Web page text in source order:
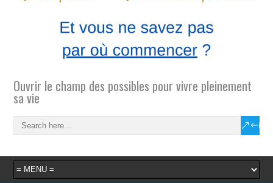
Ouvrir le champ des possibles pour vivre pleinement
sa vie